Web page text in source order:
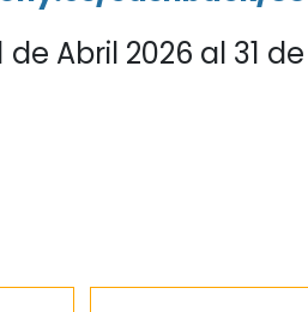
Abril 2026 al 31